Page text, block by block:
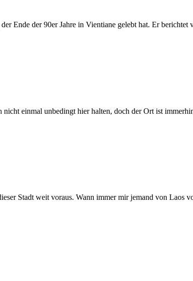
Ende der 90er Jahre in Vientiane gelebt hat. Er berichtet
einmal unbedingt hier halten, doch der Ort ist
Stadt weit voraus. Wann immer mir jemand von Laos